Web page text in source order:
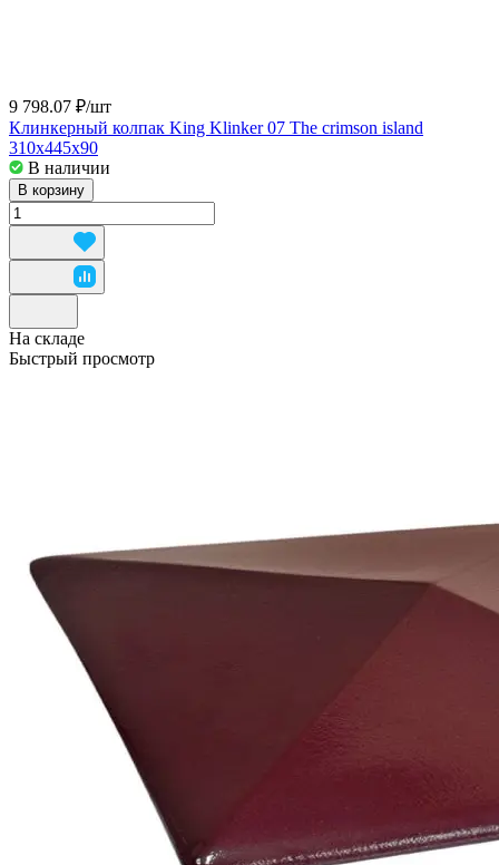
9 798.07 ₽/шт
Клинкерный колпак King Klinker 07 The crimson island
310x445x90
В наличии
В корзину
На складе
Быстрый просмотр